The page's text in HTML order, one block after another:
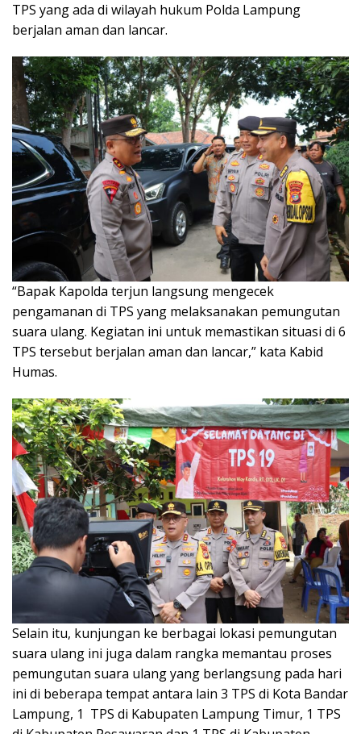
TPS yang ada di wilayah hukum Polda Lampung
berjalan aman dan lancar.
“Bapak Kapolda terjun langsung mengecek
pengamanan di TPS yang melaksanakan pemungutan
suara ulang. Kegiatan ini untuk memastikan situasi di 6
TPS tersebut berjalan aman dan lancar,” kata Kabid
Humas.
Selain itu, kunjungan ke berbagai lokasi pemungutan
suara ulang ini juga dalam rangka memantau proses
pemungutan suara ulang yang berlangsung pada hari
ini di beberapa tempat antara lain 3 TPS di Kota Bandar
Lampung, 1 TPS di Kabupaten Lampung Timur, 1 TPS